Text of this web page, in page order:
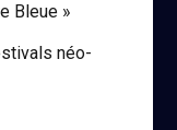
Bleue »
néo-